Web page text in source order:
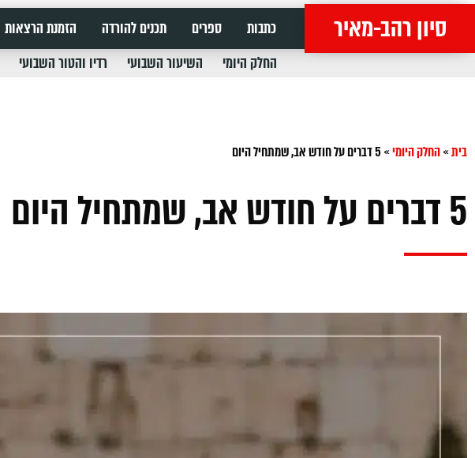
סיון רהב-מאיר כתבות ספרים תכנים להורדה הזמנת הרצאות
החלק היומי
השיעור השבועי רדיו והטור השבועי
בית»החלק היומי»5 דברים על חודש אב, שמתחיל היום
5 דברים על חודש אב, שמתחיל היום